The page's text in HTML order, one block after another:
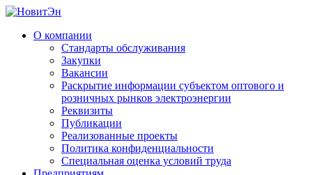
О компании
Стандарты обслуживания
Закупки
Вакансии
Раскрытие информации субъектом оптового и
розничных рынков электроэнергии
Реквизиты
Публикации
Реализованные проекты
Политика конфиденциальности
Специальная оценка условий труда